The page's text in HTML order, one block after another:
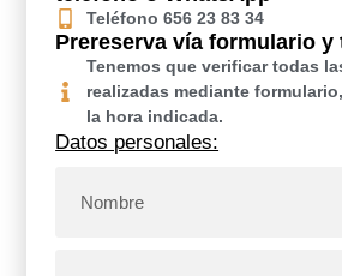
Teléfono 656 23 83 34
Prereserva vía formulario y
Tenemos que verificar todas
realizadas mediante
la hora indicada.
Datos personales: